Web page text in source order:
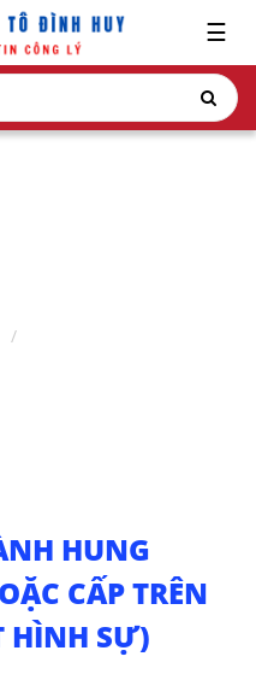
☰
HUNG
CẤP TRÊN
HÌNH SỰ)